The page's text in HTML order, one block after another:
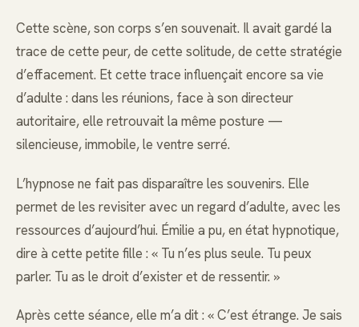
Cette scène, son corps s’en souvenait. Il avait gardé la
trace de cette peur, de cette solitude, de cette stratégie
d’effacement. Et cette trace influençait encore sa vie
d’adulte : dans les réunions, face à son directeur
autoritaire, elle retrouvait la même posture —
silencieuse, immobile, le ventre serré.
L’hypnose ne fait pas disparaître les souvenirs. Elle
permet de les revisiter avec un regard d’adulte, avec les
ressources d’aujourd’hui. Émilie a pu, en état hypnotique,
dire à cette petite fille : « Tu n’es plus seule. Tu peux
parler. Tu as le droit d’exister et de ressentir. »
Après cette séance, elle m’a dit : « C’est étrange. Je sais